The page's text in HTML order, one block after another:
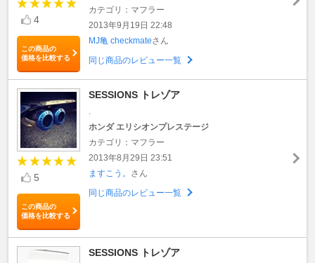
4
この商品の
価格を比較する
カテゴリ：マフラー
2013年9月19日 22:48
MJ亀 checkmateさん
同じ商品のレビュー一覧
5
この商品の
価格を比較する
SESSIONS トレゾア
ホンダ エリシオンプレステージ
カテゴリ：マフラー
2013年8月29日 23:51
ますこう。 さん
同じ商品のレビュー一覧
SESSIONS トレゾア